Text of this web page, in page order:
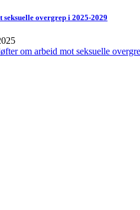
overgrep i 2025-2029
om arbeid mot seksuelle